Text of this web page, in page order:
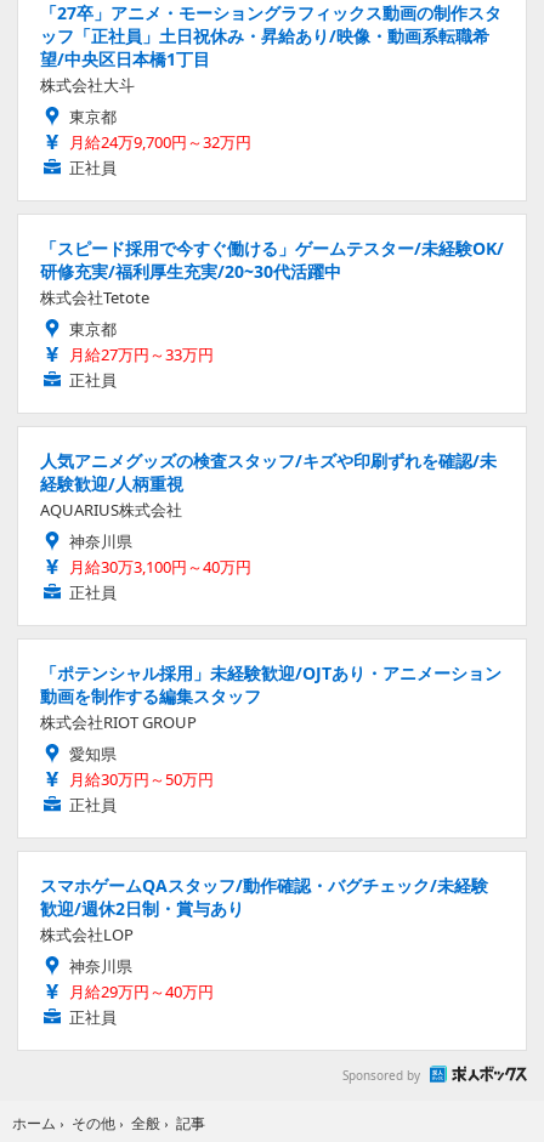
「27卒」アニメ・モーショングラフィックス動画の制作スタ
ッフ「正社員」土日祝休み・昇給あり/映像・動画系転職希
望/中央区日本橋1丁目
株式会社大斗
東京都
月給24万9,700円～32万円
正社員
「スピード採用で今すぐ働ける」ゲームテスター/未経験OK/
研修充実/福利厚生充実/20~30代活躍中
株式会社Tetote
東京都
月給27万円～33万円
正社員
人気アニメグッズの検査スタッフ/キズや印刷ずれを確認/未
経験歓迎/人柄重視
AQUARIUS株式会社
神奈川県
月給30万3,100円～40万円
正社員
「ポテンシャル採用」未経験歓迎/OJTあり・アニメーション
動画を制作する編集スタッフ
株式会社RIOT GROUP
愛知県
月給30万円～50万円
正社員
スマホゲームQAスタッフ/動作確認・バグチェック/未経験
歓迎/週休2日制・賞与あり
株式会社LOP
神奈川県
月給29万円～40万円
正社員
Sponsored by
ホーム › その他 › 全般 › 記事